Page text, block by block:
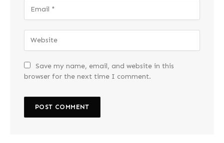
Save my name, email, and website in this
browser for the next time I comment.